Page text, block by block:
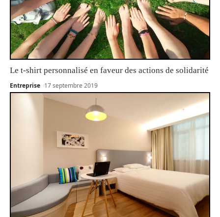
Le t-shirt personnalisé en faveur des actions de solidarité
Entreprise 17 septembre 2019